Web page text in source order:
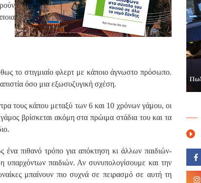
το στιγμιαίο φλερτ με κάποιο άγνωστο πρόσωπο.
όσο μια εξωσυζυγική σχέση.
τους κάπου μεταξύ των 6 και 10 χρόνων γάμου, οι
βρίσκεται ακόμη στα πρώιμα στάδια του και τα
πιθανό τρόπο για απόκτηση κι άλλων παιδιών-
υπαρχόντων παιδιών. Αν συνυπολογίσουμε και την
μπαίνουν πιο συχνά σε πειρασμό σε αυτή τη